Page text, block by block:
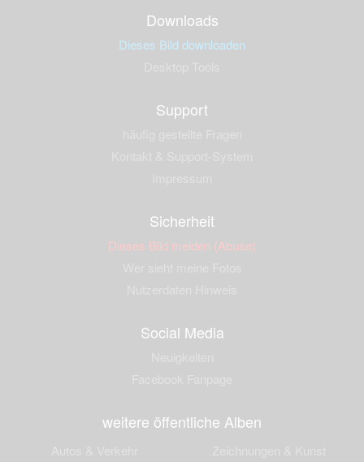
Downloads
Dieses Bild downloaden
Support
Sicherheit
Dieses Bild melden (Abuse)
Social Media
weitere öffentliche Alben